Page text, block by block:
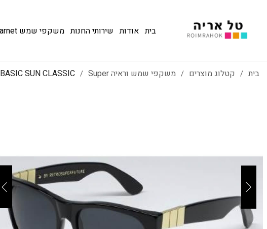
בית אודות שירותי החנות משקפי שמש Vuarnet
בית / קטלוג מוצרים / משקפי שמש וראיה Super /
BASIC SUN CLASSIC